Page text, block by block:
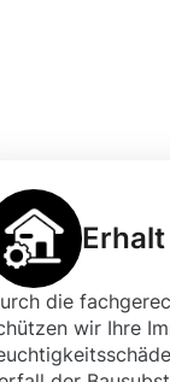
die
wir Ihre